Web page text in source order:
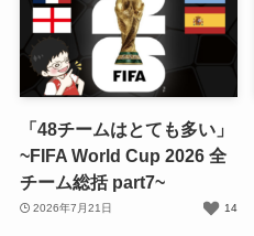
「48チームはとても多い」
~FIFA World Cup 2026 全
チーム総括 part7~
2026年7月21日 14